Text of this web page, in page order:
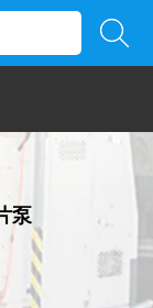
泵